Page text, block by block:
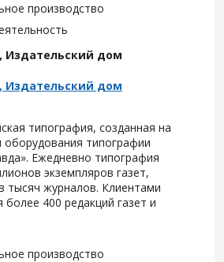
производство
Издательский дом
Издательский дом
типография, созданная на
типографии
Ежедневно типография
экземпляров газет,
тысяч журналов. Клиентами
400 редакций газет и
производство